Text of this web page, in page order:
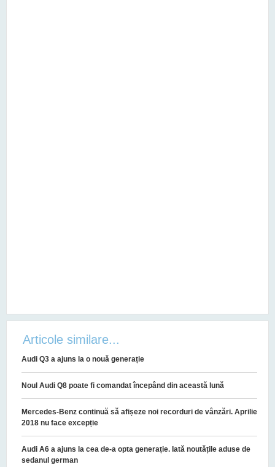
Articole similare...
Audi Q3 a ajuns la o nouă generație
Noul Audi Q8 poate fi comandat începând din această lună
Mercedes-Benz continuă să afișeze noi recorduri de vânzări. Aprilie
2018 nu face excepție
Audi A6 a ajuns la cea de-a opta generație. Iată noutățile aduse de
sedanul german